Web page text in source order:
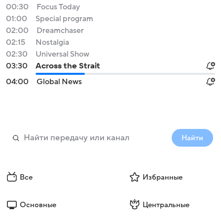
00:30
Focus Today
01:00
Special program
02:00
Dreamchaser
02:15
Nostalgia
02:30
Universal Show
03:30
Across the Strait
04:00
Global News
Найти
Все Избранные
Основные Центральные